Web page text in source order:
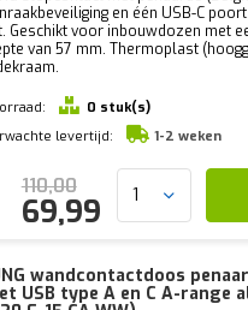
en één USB-C
Geschikt voor inbouwdozen met
van 57 mm. Thermoplast
0 stuk(s)
levertijd:
1-2 weken
110,00
69,99
wandcontactdoos
USB type A en C A-range